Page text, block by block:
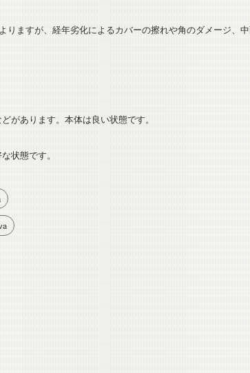
りますが、経年劣化によるカバーの擦れや角のダメージ、
があります。本体は良い状態です。
状態です。